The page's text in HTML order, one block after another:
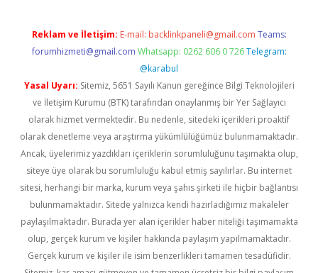
Reklam ve İletişim: E-mail: backlinkpaneli@gmail.com Teams:
forumhizmeti@gmail.com Whatsapp: 0262 606 0 726 Telegram:
@karabul
Yasal Uyarı: Sitemiz, 5651 Sayılı Kanun gereğince Bilgi Teknolojileri
ve İletişim Kurumu (BTK) tarafından onaylanmış bir Yer Sağlayıcı
olarak hizmet vermektedir. Bu nedenle, sitedeki içerikleri proaktif
olarak denetleme veya araştırma yükümlülüğümüz bulunmamaktadır.
Ancak, üyelerimiz yazdıkları içeriklerin sorumluluğunu taşımakta olup,
siteye üye olarak bu sorumluluğu kabul etmiş sayılırlar. Bu internet
sitesi, herhangi bir marka, kurum veya şahıs şirketi ile hiçbir bağlantısı
bulunmamaktadır. Sitede yalnızca kendi hazırladığımız makaleler
paylaşılmaktadır. Burada yer alan içerikler haber niteliği taşımamakta
olup, gerçek kurum ve kişiler hakkında paylaşım yapılmamaktadır.
Gerçek kurum ve kişiler ile isim benzerlikleri tamamen tesadüfidir.